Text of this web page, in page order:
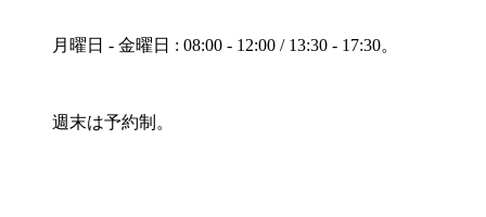
月曜日 - 金曜日 : 08:00 - 12:00 / 13:30 - 17:30。
週末は予約制。